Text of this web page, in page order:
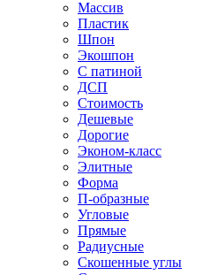
Массив
Пластик
Шпон
Экошпон
С патиной
ДСП
Стоимость
Дешевые
Дорогие
Эконом-класс
Элитные
Форма
П-образные
Угловые
Прямые
Радиусные
Скошенные углы